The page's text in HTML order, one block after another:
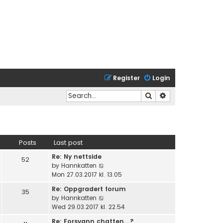
Login
Register
Search
Posts Last post
52
Re: Ny nettside
by Hannkatten
w
h
e
Mon 27.03.2017 kl. 13.05
35
Re: Oppgradert forum
by Hannkatten
i
Wed 29.03.2017 kl. 22.54
Re: Forsvann chatten....?